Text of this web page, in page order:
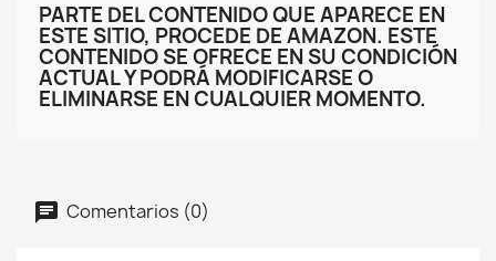
PARTE DEL CONTENIDO QUE APARECE EN
ESTE SITIO, PROCEDE DE AMAZON. ESTE
CONTENIDO SE OFRECE EN SU CONDICIÓN
ACTUAL Y PODRÁ MODIFICARSE O
ELIMINARSE EN CUALQUIER MOMENTO.
Comentarios (0)